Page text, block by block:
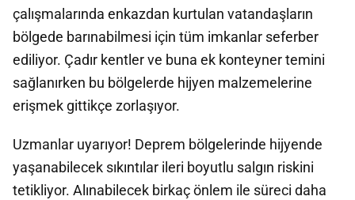
çalışmalarında enkazdan kurtulan vatandaşların
bölgede barınabilmesi için tüm imkanlar seferber
ediliyor. Çadır kentler ve buna ek konteyner temini
sağlanırken bu bölgelerde hijyen malzemelerine
erişmek gittikçe zorlaşıyor.
Uzmanlar uyarıyor! Deprem bölgelerinde hijyende
yaşanabilecek sıkıntılar ileri boyutlu salgın riskini
tetikliyor. Alınabilecek birkaç önlem ile süreci daha